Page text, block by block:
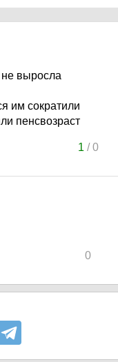
не выросла
им сократили
пенсвозраст
1 /0
0